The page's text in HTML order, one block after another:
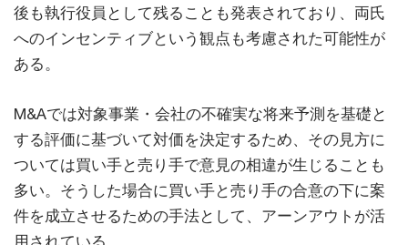
後も執行役員として残ることも発表されており、両氏
へのインセンティブという観点も考慮された可能性が
ある。
M&Aでは対象事業・会社の不確実な将来予測を基礎と
する評価に基づいて対価を決定するため、その見方に
ついては買い手と売り手で意見の相違が生じることも
多い。そうした場合に買い手と売り手の合意の下に案
件を成立させるための手法として、アーンアウトが活